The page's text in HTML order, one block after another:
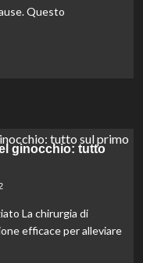
Questo
ginocchio: tutto
La chirurgia di
efficace per alleviare